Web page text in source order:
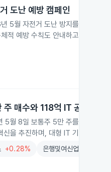
도난 예방 캠페인
5월 자전거 도난 방지를 위해 잠
적 예방 수칙도 안내하고 있습니다.
매수와 118억 IT 공급 계약
5월 8일 보통주 5만 주를 주당
신을 추진하며, 대형 IT 기업과 118
+0.28% 은행및여신업